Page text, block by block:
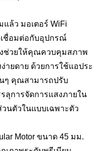
ล้ว มอเตอร์ WiFi
เชื่อมต่อกับอุปกรณ์
งช่วยให้คุณควบคุมสภาพ
ยดาย ด้วยการใช้แอประ
ๆ คุณสามารถปรับ
ลุการจัดการแสงภายใน
นตัวในแบบเฉพาะตัว
Motor ขนาด 45 มม.